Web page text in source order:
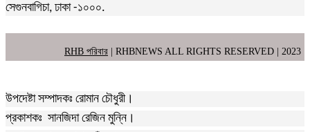
সেগুনবাগিচা, ঢাকা -১০০০.
RHB পরিবার | RHBNEWS ALL RIGHTS RESERVED | 2023
উপদেষ্টা সম্পাদকঃ রোমান চৌধুরী।
প্রকাশকঃ সানজিদা রেজিন মুন্নি।